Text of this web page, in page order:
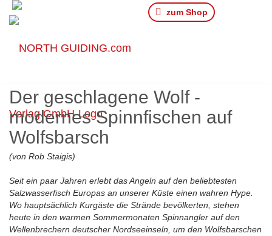
zum Shop
Der geschlagene Wolf -
modernes Spinnfischen auf
Wolfsbarsch
(von Rob Staigis)
Seit ein paar Jahren erlebt das Angeln auf den beliebtesten
Salzwasserfisch Europas an unserer Küste einen wahren Hype.
Wo hauptsächlich Kurgäste die Strände bevölkerten, stehen
heute in den warmen Sommermonaten Spinnangler auf den
Wellenbrechern deutscher Nordseeinseln, um den Wolfsbarschen